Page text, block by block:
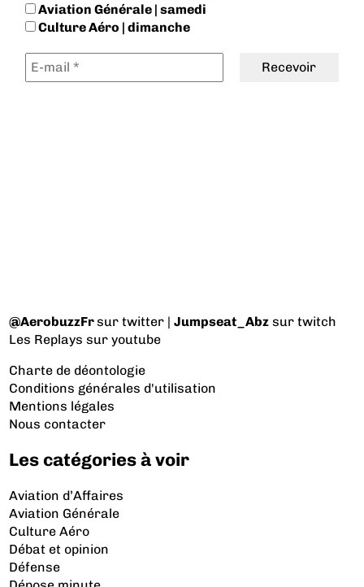
Aviation Générale | samedi
Culture Aéro | dimanche
@AerobuzzFrsur twitter |Jumpseat_Abz sur twitch
Les Replays sur youtube
Charte de déontologie
Conditions générales d'utilisation
Mentions légales
Nous contacter
Les catégories à voir
Aviation d’Affaires
Aviation Générale
Culture Aéro
Débat et opinion
Défense